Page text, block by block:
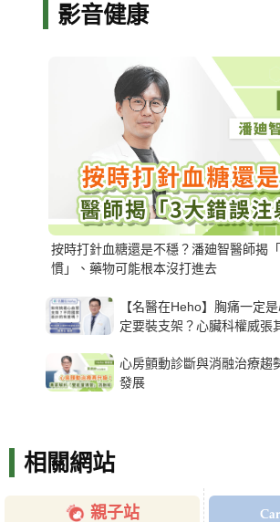
影音健康
按時打針血糖還是不穩？潘廸智醫師揭
慣」、藥物可能根本沒打進去
【名醫在Heho】胸痛一定
定要裝支架？心臟科權威張
心房顫動診斷與消融治療趨
發展
相關網站
親子站